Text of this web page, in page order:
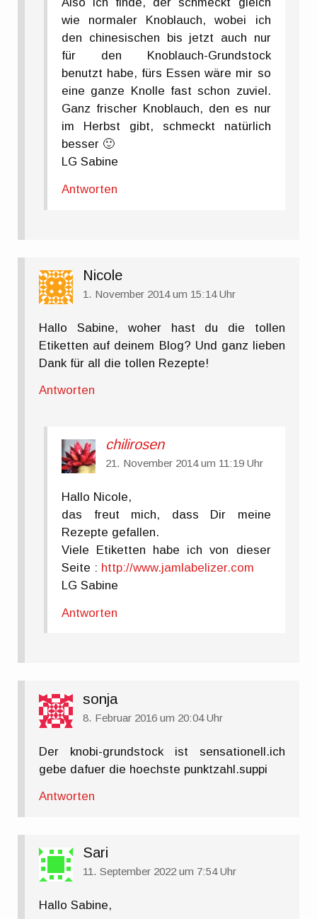
Also ich finde, der schmeckt gleich
wie normaler Knoblauch, wobei ich
den chinesischen bis jetzt auch nur
für den Knoblauch-Grundstock
benutzt habe, fürs Essen wäre mir so
eine ganze Knolle fast schon zuviel.
Ganz frischer Knoblauch, den es nur
im Herbst gibt, schmeckt natürlich
besser 🙂
LG Sabine
Antworten
Nicole
1. November 2014 um 15:14 Uhr
Hallo Sabine, woher hast du die tollen
Etiketten auf deinem Blog? Und ganz lieben
Dank für all die tollen Rezepte!
Antworten
chilirosen
21. November 2014 um 11:19 Uhr
Hallo Nicole,
das freut mich, dass Dir meine
Rezepte gefallen.
Viele Etiketten habe ich von dieser
Seite : http://www.jamlabelizer.com
LG Sabine
Antworten
sonja
8. Februar 2016 um 20:04 Uhr
Der knobi-grundstock ist sensationell.ich
gebe dafuer die hoechste punktzahl.suppi
Antworten
Sari
11. September 2022 um 7:54 Uhr
Hallo Sabine,